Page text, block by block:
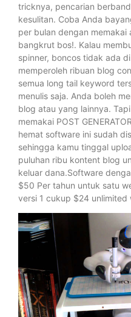
tricknya, pencarian
kesulitan. Coba Anda
per bulan dengan
bangkrut bos!. Kalau
spinner, boncos tidak ada
memperoleh ribuan blog
semua long tail keyword
menulis saja. Anda boleh
blog atau yang lainnya.
memakai POST
hemat software ini sudah
sehingga kamu tinggal
puluhan ribu kontent blog
keluar dana.Software
$50 Per tahun untuk satu
versi 1 cukup $24 unlimited